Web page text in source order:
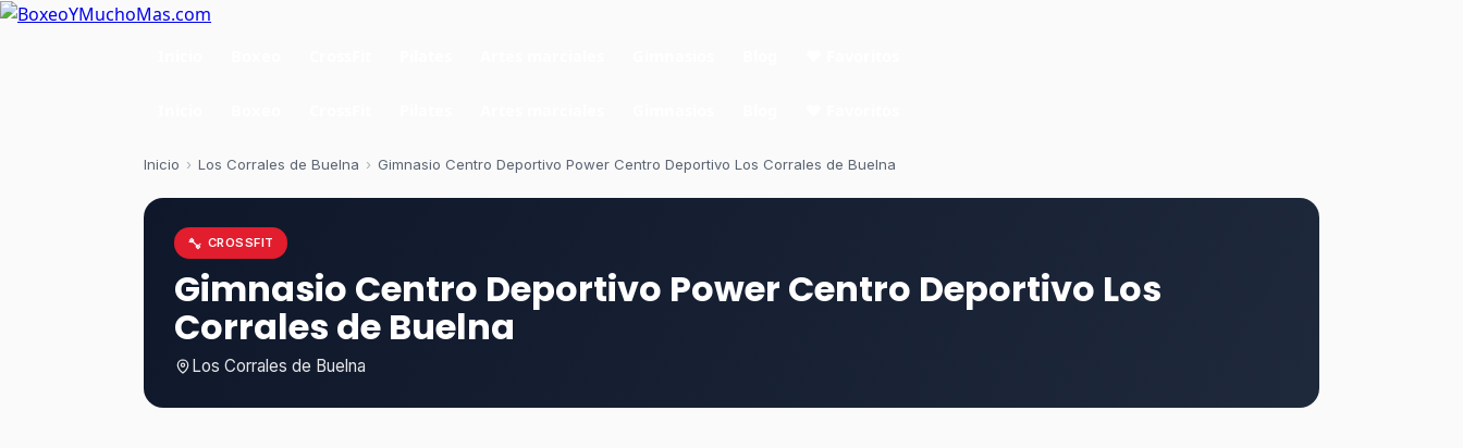
Inicio › Los Corrales de Buelna › Gimnasio Centro Deportivo Power Centro Deportivo Los Corrales de Buelna
CROSSFIT
Gimnasio Centro Deportivo Power Centro Deportivo Los
Corrales de Buelna
Los Corrales de Buelna